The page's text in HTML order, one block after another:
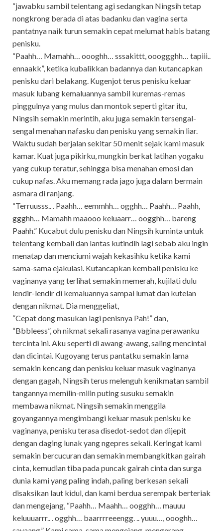
“jawabku sambil telentang agi sedangkan Ningsih tetap
nongkrong berada di atas badanku dan vagina serta
pantatnya naik turun semakin cepat melumat habis batang
penisku.
“Paahh… Mamahh… oooghh… sssakittt, oooggghh… tapiii..
ennaakk”, ketika kubalikkan badannya dan kutancapkan
penisku dari belakang. Kugenjot terus penisku keluar
masuk lubang kemaluannya sambil kuremas-remas
pinggulnya yang mulus dan montok seperti gitar itu,
Ningsih semakin merintih, aku juga semakin tersengal-
sengal menahan nafasku dan penisku yang semakin liar.
Waktu sudah berjalan sekitar 50 menit sejak kami masuk
kamar. Kuat juga pikirku, mungkin berkat latihan yogaku
yang cukup teratur, sehingga bisa menahan emosi dan
cukup nafas. Aku memang rada jago juga dalam bermain
asmara di ranjang.
“Terruusss.. . Paahh… eemmhh… ogghh… Paahh… Paahh,
ggghh… Mamahh maaooo keluaarr… oogghh… bareng
Paahh.” Kucabut dulu penisku dan Ningsih kuminta untuk
telentang kembali dan lantas kutindih lagi sebab aku ingin
menatap dan menciumi wajah kekasihku ketika kami
sama-sama ejakulasi. Kutancapkan kembali penisku ke
vaginanya yang terlihat semakin memerah, kujilati dulu
lendir-lendir di kemaluannya sampai lumat dan kutelan
dengan nikmat. Dia menggeliat,
“Cepat dong masukan lagi penisnya Pah!” dan,
“Bbbleess”, oh nikmat sekali rasanya vagina perawanku
tercinta ini. Aku seperti di awang-awang, saling mencintai
dan dicintai. Kugoyang terus pantatku semakin lama
semakin kencang dan penisku keluar masuk vaginanya
dengan gagah, Ningsih terus melenguh kenikmatan sambil
tangannya memilin-milin puting susuku semakin
membawa nikmat. Ningsih semakin menggila
goyangannya mengimbangi keluar masuk penisku ke
vaginanya, penisku terasa disedot-sedot dan dijepit
dengan daging lunak yang ngepres sekali. Keringat kami
semakin bercucuran dan semakin membangkitkan gairah
cinta, kemudian tiba pada puncak gairah cinta dan surga
dunia kami yang paling indah, paling berkesan sekali
disaksikan laut kidul, dan kami berdua serempak berteriak
dan mengejang, “Paahh… Maahh… oogghh… mauuu
keluuuarrr.. . ogghh… baarrrreeengg. .. yuuu…, oooghh…